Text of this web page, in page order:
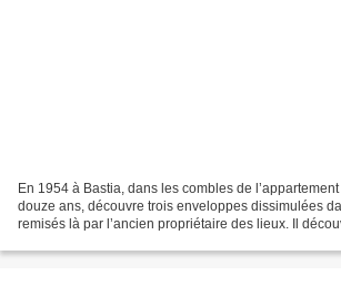
En 1954 à Bastia, dans les combles de
douze ans, découvre trois enveloppes dissimulées
remisés là par l’ancien propriétaire des lieux. Il